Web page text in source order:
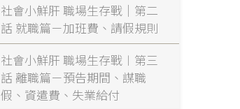
社會小鮮肝 職場生存戰｜第二
話 就職篇－加班費、請假規則
社會小鮮肝 職場生存戰︱第三
話 離職篇－預告期間、謀職
假、資遣費、失業給付